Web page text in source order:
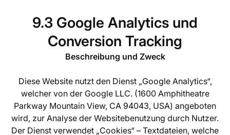
9.3 Google Analytics und
Conversion Tracking
Beschreibung und Zweck
Diese Website nutzt den Dienst „Google Analytics“,
welcher von der Google LLC. (1600 Amphitheatre
Parkway Mountain View, CA 94043, USA) angeboten
wird, zur Analyse der Websitebenutzung durch Nutzer.
Der Dienst verwendet „Cookies“ – Textdateien, welche